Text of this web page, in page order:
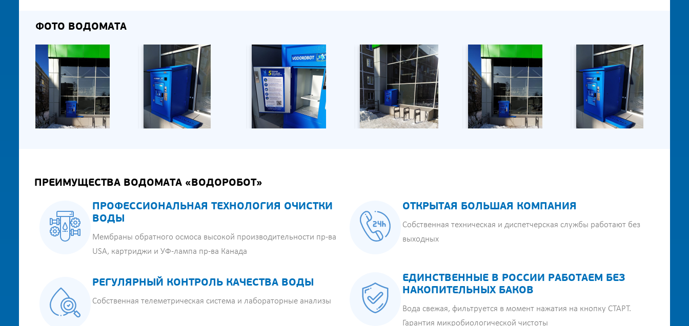
ФОТО ВОДОМАТА
ПРЕИМУЩЕСТВА ВОДОМАТА «ВОДОРОБОТ»
ПРОФЕССИОНАЛЬНАЯ ТЕХНОЛОГИЯ ОЧИСТКИ
ВОДЫ
Мембраны обратного осмоса высокой производительности пр-ва
USA, картриджи и УФ-лампа пр-ва Канада
РЕГУЛЯРНЫЙ КОНТРОЛЬ КАЧЕСТВА ВОДЫ
Собственная телеметрическая система и лабораторные анализы
ОТКРЫТАЯ БОЛЬШАЯ КОМПАНИЯ
Собственная техническая и диспетчерская службы работают без
выходных
ЕДИНСТВЕННЫЕ В РОССИИ РАБОТАЕМ БЕЗ
НАКОПИТЕЛЬНЫХ БАКОВ
Вода свежая, фильтруется в момент нажатия на кнопку СТАРТ.
Гарантия микробиологической чистоты